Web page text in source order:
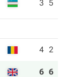
3 5
4 2
6 6